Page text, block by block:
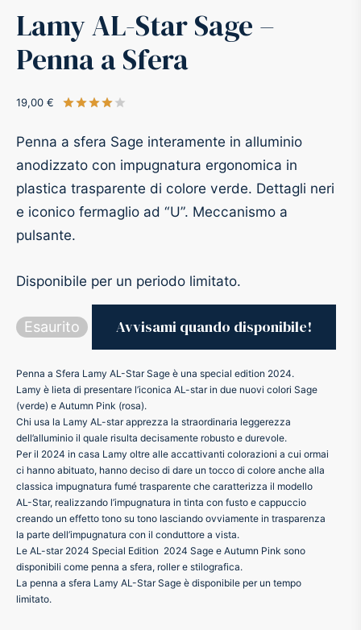
Lamy AL-Star Sage –
Penna a Sfera
19,00 €
Penna a sfera Sage interamente in alluminio
anodizzato con impugnatura ergonomica in
plastica trasparente di colore verde. Dettagli neri
e iconico fermaglio ad “U”. Meccanismo a
pulsante.
Disponibile per un periodo limitato.
Esaurito
Penna a Sfera Lamy AL-Star Sage è una special edition 2024.
Lamy è lieta di presentare l’iconica AL-star in due nuovi colori Sage
(verde) e Autumn Pink (rosa).
Chi usa la Lamy AL-star apprezza la straordinaria leggerezza
dell’alluminio il quale risulta decisamente robusto e durevole.
Per il 2024 in casa Lamy oltre alle accattivanti colorazioni a cui ormai
ci hanno abituato, hanno deciso di dare un tocco di colore anche alla
classica impugnatura fumé trasparente che caratterizza il modello
AL-Star, realizzando l’impugnatura in tinta con fusto e cappuccio
creando un effetto tono su tono lasciando ovviamente in trasparenza
la parte dell’impugnatura con il conduttore a vista.
Le AL-star 2024 Special Edition 2024 Sage e Autumn Pink sono
disponibili come penna a sfera, roller e stilografica.
La penna a sfera Lamy AL-Star Sage è disponibile per un tempo
limitato.
Matic
Astronaut Space Pen
Space Pen
pressurizzato
Castell